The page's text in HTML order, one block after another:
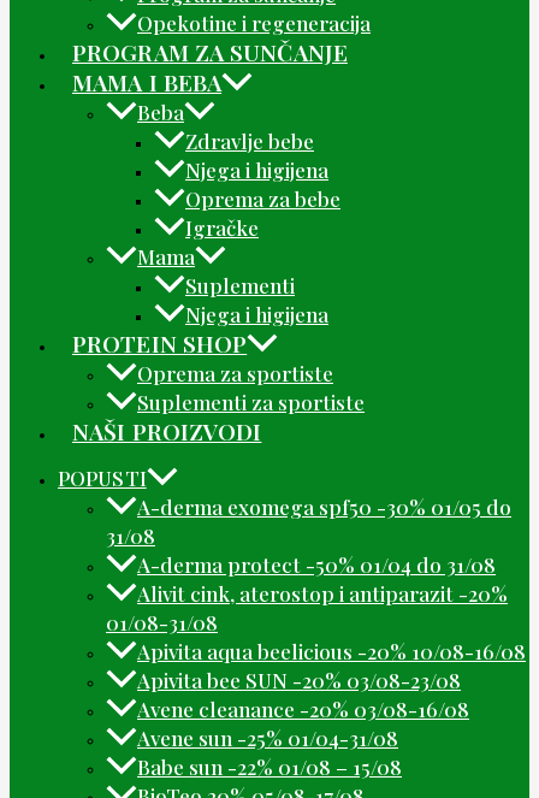
Opekotine i regeneracija
PROGRAM ZA SUNČANJE
MAMA I BEBA
Beba
Zdravlje bebe
Njega i higijena
Oprema za bebe
Igračke
Mama
Suplementi
Njega i higijena
PROTEIN SHOP
Oprema za sportiste
Suplementi za sportiste
NAŠI PROIZVODI
POPUSTI
A-derma exomega spf50 -30% 01/05 do
31/08
A-derma protect -50% 01/04 do 31/08
Alivit cink, aterostop i antiparazit -20%
01/08-31/08
Apivita aqua beelicious -20% 10/08-16/08
Apivita bee SUN -20% 03/08-23/08
Avene cleanance -20% 03/08-16/08
Avene sun -25% 01/04-31/08
Babe sun -22% 01/08 – 15/08